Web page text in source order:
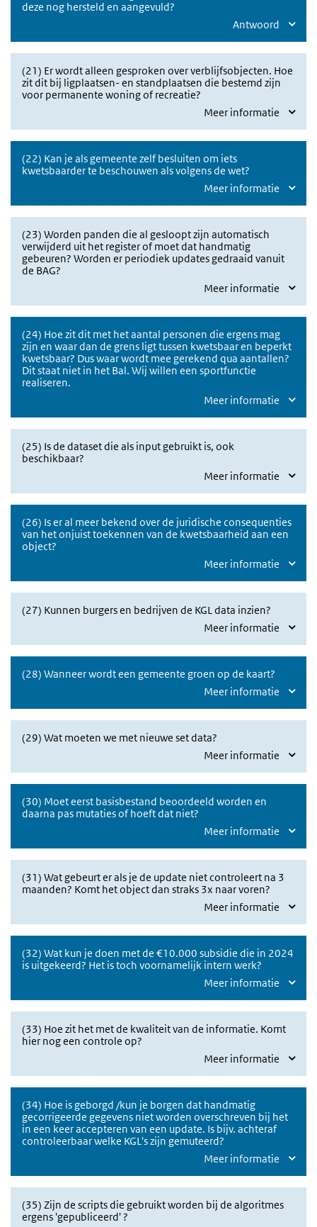
deze nog hersteld en aangevuld?
Antwoord
(21) Er wordt alleen gesproken over verblijfsobjecten. Hoe
zit dit bij ligplaatsen- en standplaatsen die bestemd zijn
voor permanente woning of recreatie?
Meer informatie
(22) Kan je als gemeente zelf besluiten om iets
kwetsbaarder te beschouwen als volgens de wet?
Meer informatie
(23) Worden panden die al gesloopt zijn automatisch
verwijderd uit het register of moet dat handmatig
gebeuren? Worden er periodiek updates gedraaid vanuit
de BAG?
Meer informatie
(24) Hoe zit dit met het aantal personen die ergens mag
zijn en waar dan de grens ligt tussen kwetsbaar en beperkt
kwetsbaar? Dus waar wordt mee gerekend qua aantallen?
Dit staat niet in het Bal. Wij willen een sportfunctie
realiseren.
Meer informatie
(25) Is de dataset die als input gebruikt is, ook
beschikbaar?
Meer informatie
(26) Is er al meer bekend over de juridische consequenties
van het onjuist toekennen van de kwetsbaarheid aan een
object?
Meer informatie
(27) Kunnen burgers en bedrijven de KGL data inzien?
Meer informatie
(28) Wanneer wordt een gemeente groen op de kaart?
Meer informatie
(29) Wat moeten we met nieuwe set data?
Meer informatie
(30) Moet eerst basisbestand beoordeeld worden en
daarna pas mutaties of hoeft dat niet?
Meer informatie
(31) Wat gebeurt er als je de update niet controleert na 3
maanden? Komt het object dan straks 3x naar voren?
Meer informatie
(32) Wat kun je doen met de €10.000 subsidie die in 2024
is uitgekeerd? Het is toch voornamelijk intern werk?
Meer informatie
(33) Hoe zit het met de kwaliteit van de informatie. Komt
hier nog een controle op?
Meer informatie
(34) Hoe is geborgd /kun je borgen dat handmatig
gecorrigeerde gegevens niet worden overschreven bij het
in een keer accepteren van een update. Is bijv. achteraf
controleerbaar welke KGL's zijn gemuteerd?
Meer informatie
(35) Zijn de scripts die gebruikt worden bij de algoritmes
ergens 'gepubliceerd' ?